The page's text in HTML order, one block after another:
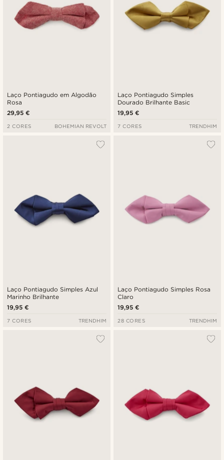
Laço Pontiagudo em Algodão
Rosa
29,95 €
2 CORES BOHEMIAN REVOLT
Laço Pontiagudo Simples
Dourado Brilhante Basic
19,95 €
7 CORES TRENDHIM
Laço Pontiagudo Simples Azul
Marinho Brilhante
19,95 €
7 CORES TRENDHIM
Laço Pontiagudo Simples Rosa
Claro
19,95 €
28 CORES TRENDHIM